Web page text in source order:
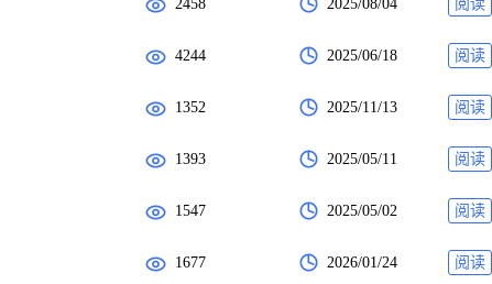
2458 2025/08/04 阅读
4244 2025/06/18 阅读
1352 2025/11/13 阅读
1393 2025/05/11 阅读
1547 2025/05/02 阅读
1677 2026/01/24 阅读